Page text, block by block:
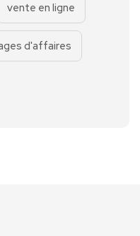
vente en ligne
d'affaires